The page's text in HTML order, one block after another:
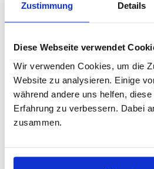
Zustimmung Details
Diese Webseite verwendet
Wir verwenden Cookies, um die
Website zu analysieren. Einige
während andere uns helfen,
Erfahrung zu verbessern. Dabei
zusammen.
Zusätzlich werden Sie hier auf
stoßen, welche Sie über die reine
hätten. Dank der thematischen
den Fachbibliographien werden
einen Aufsatztitel finden, der
nicht enthält.
Literatursuche